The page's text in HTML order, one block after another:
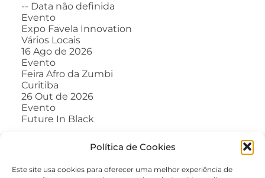
Política de Cookies
Este site usa cookies para oferecer uma melhor experiência de
-- Data não definida
Evento
Expo Favela Innovation
Vários Locais
16 Ago de 2026
Evento
Feira Afro da Zumbi
Curitiba
26 Out de 2026
Evento
Future In Black